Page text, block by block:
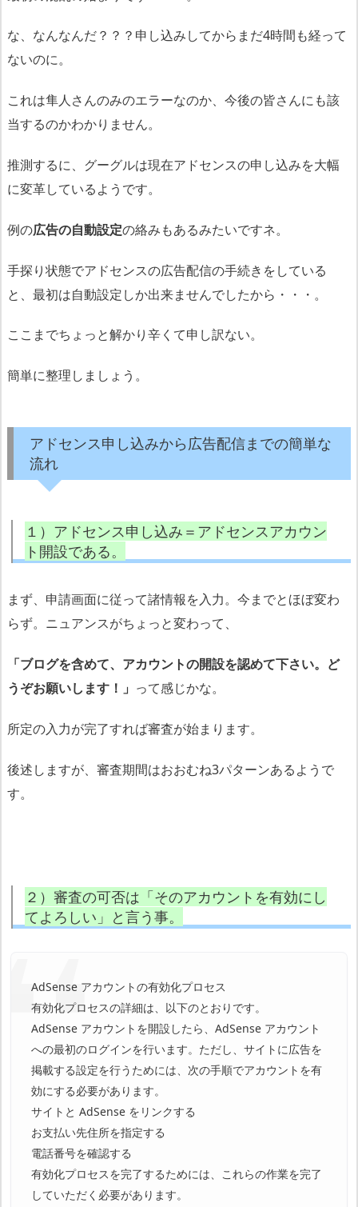
な、なんなんだ？？？申し込みしてからまだ4時間も経って
ないのに。
これは隼人さんのみのエラーなのか、今後の皆さんにも該
当するのかわかりません。
推測するに、グーグルは現在アドセンスの申し込みを大幅
に変革しているようです。
例の広告の自動設定の絡みもあるみたいですネ。
手探り状態でアドセンスの広告配信の手続きをしている
と、最初は自動設定しか出来ませんでしたから・・・。
ここまでちょっと解かり辛くて申し訳ない。
簡単に整理しましょう。
アドセンス申し込みから広告配信までの簡単な
流れ
１）アドセンス申し込み＝アドセンスアカウン
ト開設である。
まず、申請画面に従って諸情報を入力。今までとほぼ変わ
らず。ニュアンスがちょっと変わって、
「ブログを含めて、アカウントの開設を認めて下さい。ど
うぞお願いします！」 って感じかな。
所定の入力が完了すれば審査が始まります。
後述しますが、審査期間はおおむね3パターンあるようで
す。
２）審査の可否は「そのアカウントを有効にし
てよろしい」と言う事。
AdSense アカウントの有効化プロセス
有効化プロセスの詳細は、以下のとおりです。
AdSense アカウントを開設したら、AdSense アカウント
への最初のログインを行います。ただし、サイトに広告を
掲載する設定を行うためには、次の手順でアカウントを有
効にする必要があります。
サイトと AdSense をリンクする
お支払い先住所を指定する
電話番号を確認する
有効化プロセスを完了するためには、これらの作業を完了
していただく必要があります。